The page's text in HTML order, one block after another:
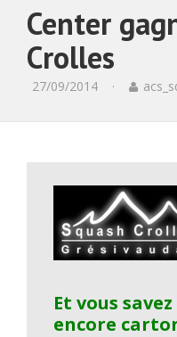
Center
Crolles
27/09/2014 ·
Et vous
encore